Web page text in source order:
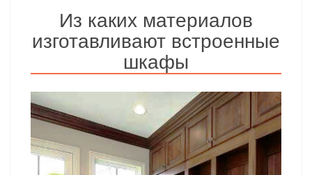
Из каких материалов
изготавливают встроенные
шкафы